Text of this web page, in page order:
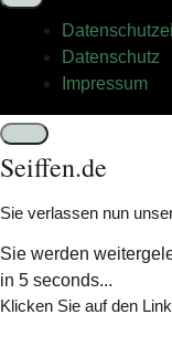
Datenschutz
Impressum
Schließen
Seiffen.de
Sie verlassen nun
Sie werden
in 5 seconds...
Klicken Sie auf den